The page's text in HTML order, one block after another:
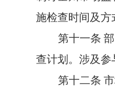
施检查时间及方
第十一条
查计划。涉及
第十二条